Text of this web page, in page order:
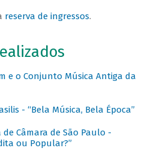
reserva de ingressos.
e o Conjunto Música Antiga da
- “Bela Música, Bela Época”
Câmara de São Paulo -
ou Popular?”